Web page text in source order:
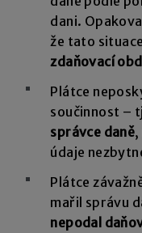
dani.
že tato
zdaňovací
Plátce
součinnost –
správce daně,
údaje
Plátce
mařil správu
nepodal